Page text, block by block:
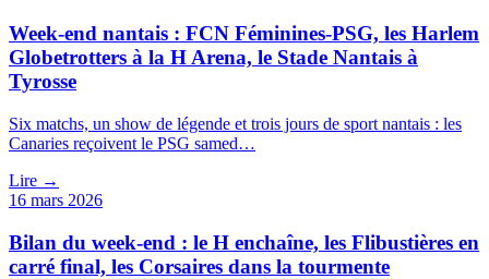
Week-end nantais : FCN Féminines-PSG, les Harlem
Globetrotters à la H Arena, le Stade Nantais à
Tyrosse
Six matchs, un show de légende et trois jours de sport nantais : les
Canaries reçoivent le PSG samed…
Lire →
16 mars 2026
Bilan du week-end : le H enchaîne, les Flibustières en
carré final, les Corsaires dans la tourmente